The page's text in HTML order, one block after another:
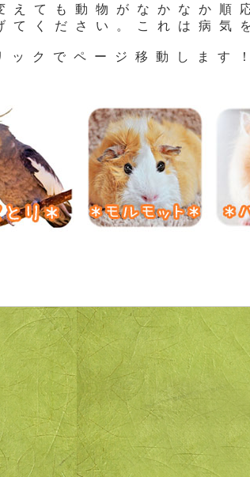
えても動物がなかなか順
てください。これは病気
クでページ移動します